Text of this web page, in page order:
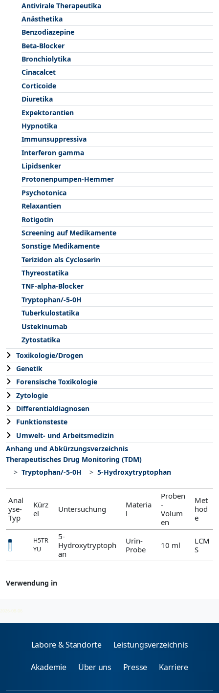
Antivirale Therapeutika
Anästhetika
Benzodiazepine
Beta-Blocker
Bronchiolytika
Cinacalcet
Corticoide
Diuretika
Expektorantien
Hypnotika
Immunsuppressiva
Interferon gamma
Lipidsenker
Protonenpumpen-Hemmer
Psychotonica
Relaxantien
Rotigotin
Screening auf Medikamente
Sonstige Medikamente
Terizidon als Cycloserin
Thyreostatika
TNF-alpha-Blocker
Tryptophan/-5-0H
Tuberkulostatika
Ustekinumab
Zytostatika
Toxikologie/Drogen
Genetik
Forensische Toxikologie
Zytologie
Differentialdiagnosen
Funktionsteste
Umwelt- und Arbeitsmedizin
Anhang und Abkürzungsverzeichnis
Therapeutisches Drug Monitoring (TDM)
Tryptophan/-5-0H
5-Hydroxytryptophan
Anal
yse-
Typ
Kürz
el
Untersuchung
Materia
l
Proben
-
Volum
en
Met
hod
e
H5TR
YU
5-
Hydroxytryptoph
an
Urin-
Probe
10 ml
LCM
S
Verwendung in
2026-08-06
Labore & Standorte Leistungsverzeichnis
Akademie Über uns Presse Karriere